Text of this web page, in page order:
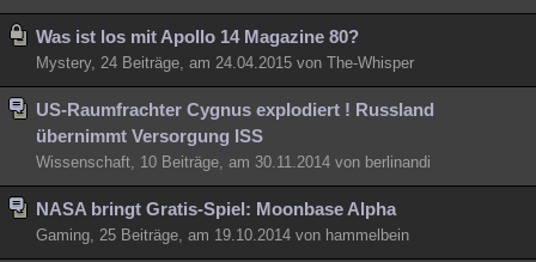
Was ist los mit Apollo 14 Magazine 80?
Mystery, 24 Beiträge, am 24.04.2015 von The-Whisper
US-Raumfrachter Cygnus explodiert ! Russland
übernimmt Versorgung ISS
Wissenschaft, 10 Beiträge, am 30.11.2014 von berlinandi
NASA bringt Gratis-Spiel: Moonbase Alpha
Gaming, 25 Beiträge, am 19.10.2014 von hammelbein